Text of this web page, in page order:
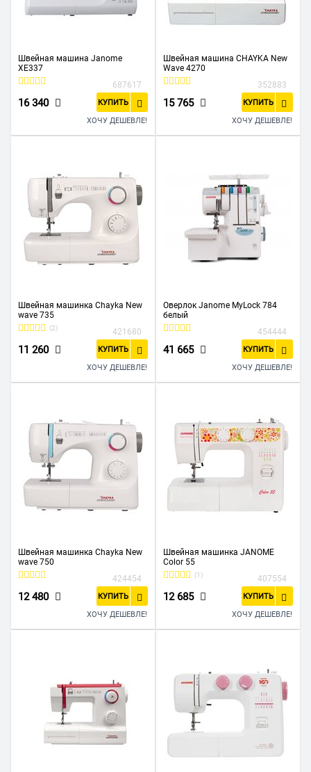
Швейная машина Janome
XE337
687617
16 340 КУПИТЬ
ХОЧУ ДЕШЕВЛЕ!
Швейная машина CHAYKA New
Wave 4270
352883
15 765 КУПИТЬ
ХОЧУ ДЕШЕВЛЕ!
Швейная машинка Chayka New
wave 735
(2) 421680
11 260 КУПИТЬ
ХОЧУ ДЕШЕВЛЕ!
Оверлок Janome MyLock 784
белый
454444
41 665 КУПИТЬ
ХОЧУ ДЕШЕВЛЕ!
Швейная машинка Chayka New
wave 750
424454
12 480 КУПИТЬ
ХОЧУ ДЕШЕВЛЕ!
Швейная машинка JANOME
Color 55
(1) 407554
12 685 КУПИТЬ
ХОЧУ ДЕШЕВЛЕ!